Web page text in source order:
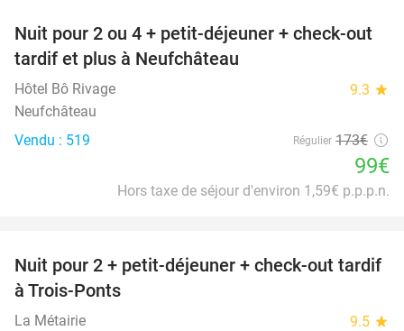
43%
Nuit pour 2 ou 4 + petit-déjeuner + check-out
tardif et plus à Neufchâteau
Hôtel Bô Rivage 9.3 star
Neufchâteau
Vendu : 519
Régulier 173€
99€
Hors taxe de séjour d'environ 1,59€ p.p.p.n.
43%
Nuit pour 2 + petit-déjeuner + check-out tardif
à Trois-Ponts
La Métairie 9.5 star